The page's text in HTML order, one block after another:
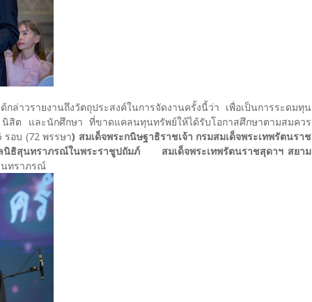
กล่าวรายงานถึงวัตถุประสงค์ในการจัดงานครั้งนี้ว่า เพื่อเป็นการระดมทุน
สิต และนักศึกษา ที่ขาดแคลนทุนทรัพย์ให้ได้รับโอกาสศึกษาตามสมควร
รอบ (72 พรรษา) สมเด็จพระกนิษฐาธิราชเจ้า กรมสมเด็จพระเทพรัตนราช
นิธิสุนทราภรณ์ในพระราชูปถัมภ์ สมเด็จพระเทพรัตนราชสุดาฯ สยาม
นทราภรณ์